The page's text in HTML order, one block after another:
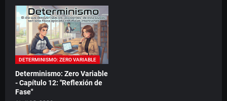
DETERMINISMO: ZERO VARIABLE
Determinismo: Zero Variable
- Capítulo 12: "Reflexión de
Fase"